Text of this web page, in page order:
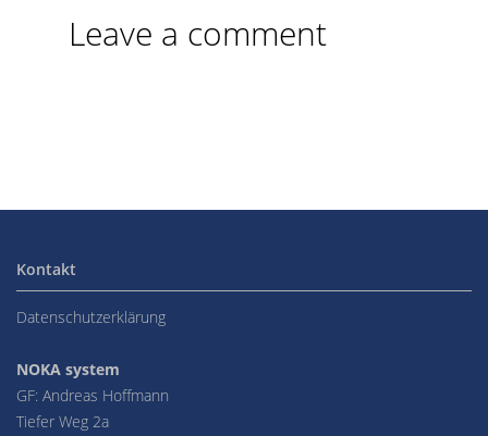
Leave a comment
Kontakt
Datenschutzerklärung
NOKA system
GF: Andreas Hoffmann
Tiefer Weg 2a